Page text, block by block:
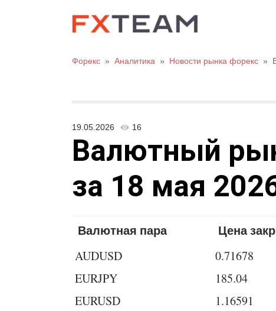
Форекс » Аналитика » Новости рынка форекс »
19.05.2026 16
Валютный
за 18 мая
Валютная пара Цена
AUDUSD 0.71678
EURJPY
185.04
EURUSD
1.16591